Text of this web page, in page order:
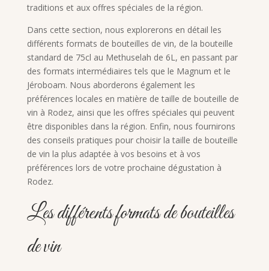
traditions et aux offres spéciales de la région.
Dans cette section, nous explorerons en détail les
différents formats de bouteilles de vin, de la bouteille
standard de 75cl au Methuselah de 6L, en passant par
des formats intermédiaires tels que le Magnum et le
Jéroboam. Nous aborderons également les
préférences locales en matière de taille de bouteille de
vin à Rodez, ainsi que les offres spéciales qui peuvent
être disponibles dans la région. Enfin, nous fournirons
des conseils pratiques pour choisir la taille de bouteille
de vin la plus adaptée à vos besoins et à vos
préférences lors de votre prochaine dégustation à
Rodez.
Les différents formats de bouteilles
de vin